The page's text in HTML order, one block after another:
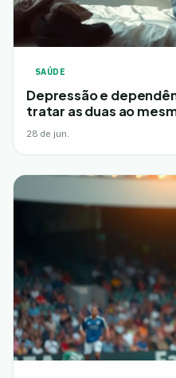
SAÚDE
Depressão e
tratar as duas ao
28 de jun.